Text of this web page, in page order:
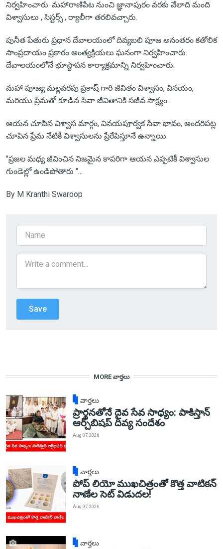
నిర్వహించారు. మహారాణిపేట నుంచి జ్ఞానాపురం వరకు వేలాది మంది
విశ్వాసులు , సిస్టర్స్ , ర్యాలీగా తరలివచ్చారు.
పునీత పేతురు ప్రధాన దేవాలయంలో దివ్యబలి పూజ అనంతరం కతోలిక
సాంప్రదాయం ప్రకారం అంత్యక్రియలు ఘనంగా నిర్వహించారు.
దేవాలయంలోనే భూస్థాపన కార్యాక్రమాన్ని నిర్వహించారు.
మహా పూజ్య మల్లవరపు ప్రకాష్ గారి జీవితం విశ్వాసం, వినయం,
మరియు ప్రేమతో కూడిన సేవా జీవితానికి సజీవ సాక్ష్యం.
ఆయన చూపిన విశ్వాస మార్గం, వినయపూర్వక సేవా భావం, అందరిపట్ల
చూపిన ప్రేమ నేటికీ విశ్వాసులను ప్రేరేపిస్తూనే ఉన్నాయి.
"ప్రజల మధ్య జీవించిన నిజమైన కాపరిగా ఆయన ఎప్పటికీ విశ్వాసుల
గుండెల్లో ఉండిపోతారు "...
By M Kranthi Swaroop
MORE వార్తలు
వార్తలు
ప్రార్థనతోనే దైవ సేవ సాధ్యం: పాకిస్తాన్‌
ఆర్చ్‌బిషప్ దివ్య సందేశం
Aug 07, 2026
వార్తలు
పోప్ లియో ముఖచిత్రంతో కొత్త వాటికన్
నాణేల సెట్ విడుదల!
Aug 07, 2026
వార్తలు